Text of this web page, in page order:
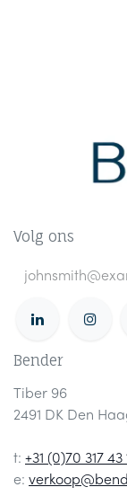
Volg ons
Bender
Tiber 96
2491 DK Den
t: +31 (0)70 317 43
e: